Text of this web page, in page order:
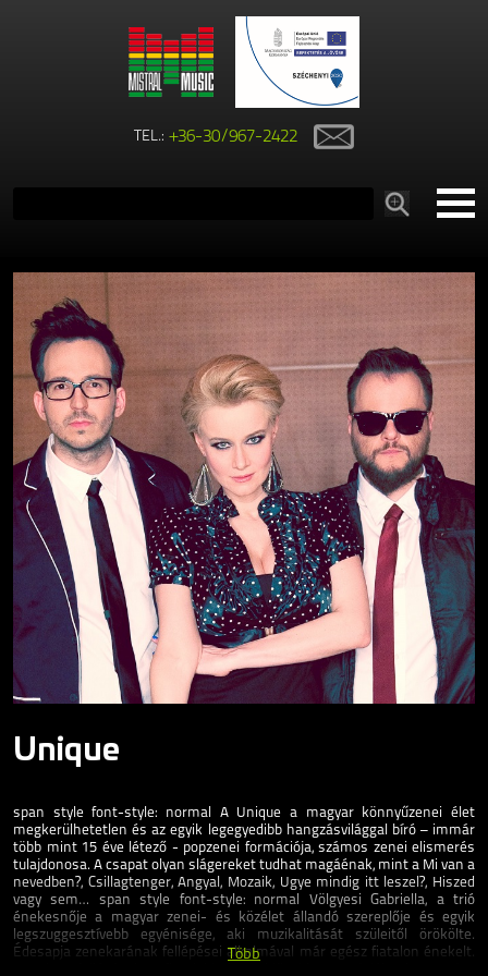
TEL.:+36-30/967-2422
Unique
span style font-style: normal A Unique a magyar könnyűzenei élet
megkerülhetetlen és az egyik legegyedibb hangzásvilággal bíró – immár
több mint 15 éve létező - popzenei formációja, számos zenei elismerés
tulajdonosa. A csapat olyan slágereket tudhat magáénak, mint a Mi van a
nevedben?, Csillagtenger, Angyal, Mozaik, Ugye mindig itt leszel?, Hiszed
vagy sem… span style font-style: normal Völgyesi Gabriella, a trió
énekesnője a magyar zenei- és közélet állandó szereplője és egyik
legszuggesztívebb egyénisége, aki muzikalitását szüleitől örökölte.
Édesapja zenekarának fellépései alkalmával már egész fiatalon énekelt.
Több